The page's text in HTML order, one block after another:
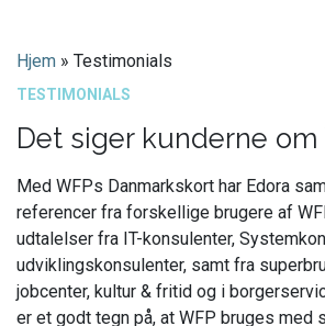
Hjem » Testimonials
TESTIMONIALS
Det siger kunderne om
Med WFPs Danmarkskort har Edora
referencer fra forskellige brugere af
udtalelser fra IT-konsulenter,
udviklingskonsulenter, samt fra
jobcenter, kultur & fritid og i
er et godt tegn på, at WFP bruges